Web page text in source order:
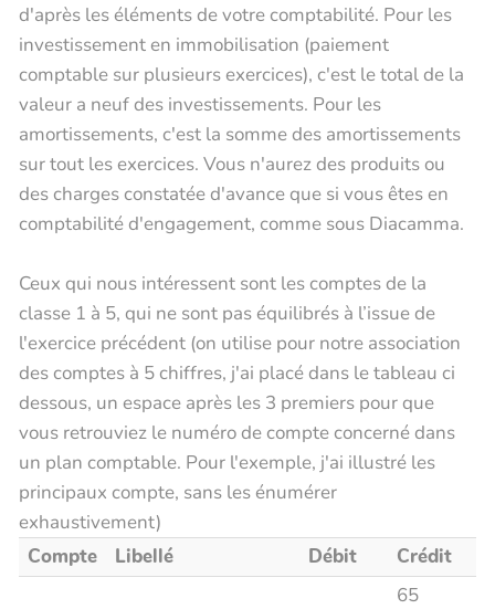
d'après les éléments de votre comptabilité. Pour les
investissement en immobilisation (paiement
comptable sur plusieurs exercices), c'est le total de la
valeur a neuf des investissements. Pour les
amortissements, c'est la somme des amortissements
sur tout les exercices. Vous n'aurez des produits ou
des charges constatée d'avance que si vous êtes en
comptabilité d'engagement, comme sous Diacamma.
Ceux qui nous intéressent sont les comptes de la
classe 1 à 5, qui ne sont pas équilibrés à l’issue de
l'exercice précédent (on utilise pour notre association
des comptes à 5 chiffres, j'ai placé dans le tableau ci
dessous, un espace après les 3 premiers pour que
vous retrouviez le numéro de compte concerné dans
un plan comptable. Pour l'exemple, j'ai illustré les
principaux compte, sans les énumérer
exhaustivement)
Compte
Libellé Débit Crédit
65